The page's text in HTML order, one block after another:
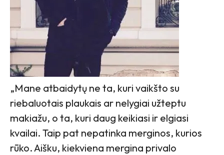
„Mane atbaidytų ne ta, kuri vaikšto su
riebaluotais plaukais ar nelygiai užteptu
makiažu, o ta, kuri daug keikiasi ir elgiasi
kvailai. Taip pat nepatinka merginos, kurios
rūko. Aišku, kiekviena mergina privalo